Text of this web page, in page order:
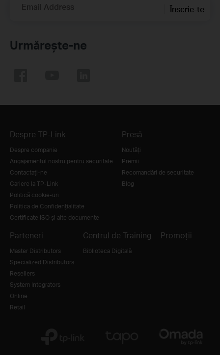
Email Address Înscrie-te
Urmărește-ne
Despre TP-Link
Despre companie
Angajamentul nostru pentru securitate
Contactați-ne
Cariere la TP-Link
Politică cookie-uri
Politica de Confidențialitate
Certificate ISO și alte documente
Presă
Noutăţi
Premii
Recomandări de securitate
Blog
Parteneri
Master Distributors
Specialized Distributors
Resellers
System Integrators
Online
Retail
Centrul de Training
Biblioteca Digitală
Promoții